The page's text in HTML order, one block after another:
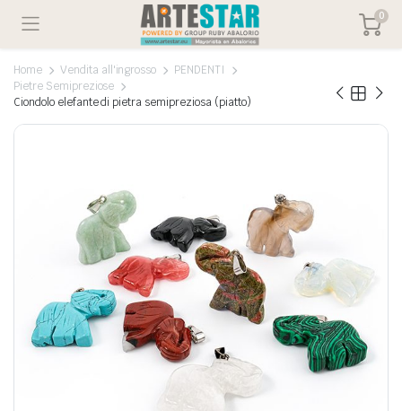
0
Home Vendita all'ingrosso
PENDENTI
Pietre Semipreziose
Ciondolo elefante di pietra semipreziosa (piatto)